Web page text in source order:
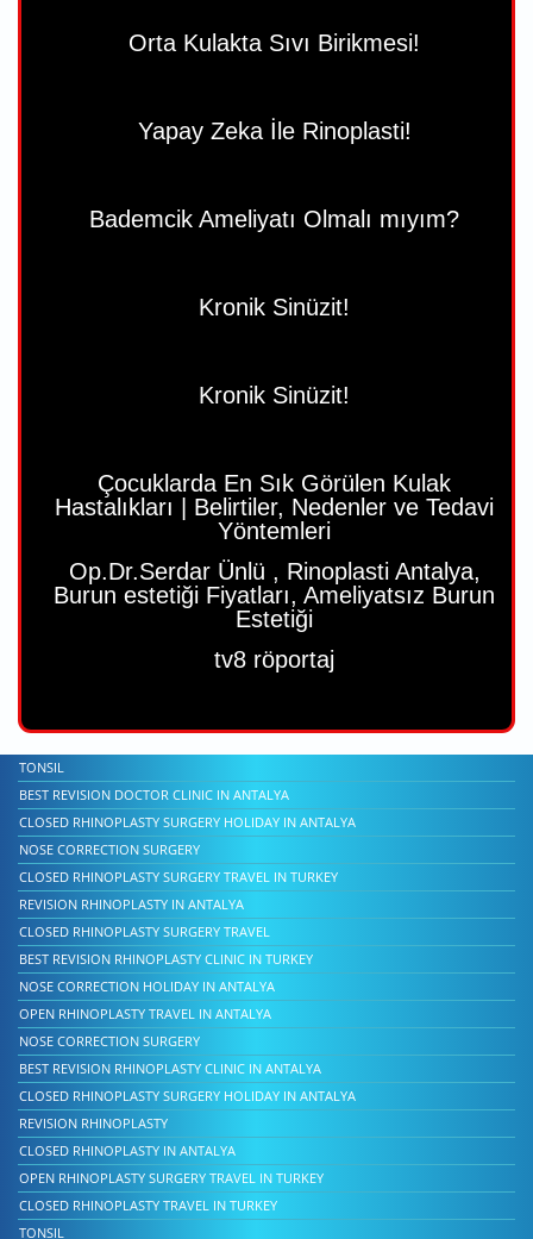
Orta Kulakta Sıvı Birikmesi!
Yapay Zeka İle Rinoplasti!
Bademcik Ameliyatı Olmalı mıyım?
Kronik Sinüzit!
Kronik Sinüzit!
Çocuklarda En Sık Görülen Kulak
Hastalıkları | Belirtiler, Nedenler ve Tedavi
Yöntemleri
Op.Dr.Serdar Ünlü , Rinoplasti Antalya,
Burun estetiği Fiyatları, Ameliyatsız Burun
Estetiği
tv8 röportaj
TONSIL
BEST REVISION DOCTOR CLINIC IN ANTALYA
CLOSED RHINOPLASTY SURGERY HOLIDAY IN ANTALYA
NOSE CORRECTION SURGERY
CLOSED RHINOPLASTY SURGERY TRAVEL IN TURKEY
REVISION RHINOPLASTY IN ANTALYA
CLOSED RHINOPLASTY SURGERY TRAVEL
BEST REVISION RHINOPLASTY CLINIC IN TURKEY
NOSE CORRECTION HOLIDAY IN ANTALYA
OPEN RHINOPLASTY TRAVEL IN ANTALYA
NOSE CORRECTION SURGERY
BEST REVISION RHINOPLASTY CLINIC IN ANTALYA
CLOSED RHINOPLASTY SURGERY HOLIDAY IN ANTALYA
REVISION RHINOPLASTY
CLOSED RHINOPLASTY IN ANTALYA
OPEN RHINOPLASTY SURGERY TRAVEL IN TURKEY
CLOSED RHINOPLASTY TRAVEL IN TURKEY
TONSIL